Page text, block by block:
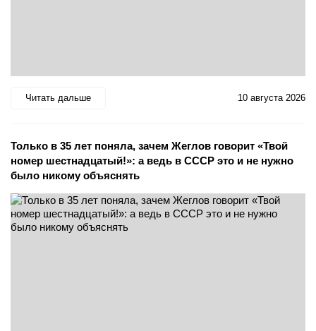
Читать дальше 10 августа 2026
Только в 35 лет поняла, зачем Жеглов говорит «Твой
номер шестнадцатый!»: а ведь в СССР это и не нужно
было никому объяснять